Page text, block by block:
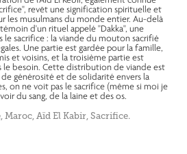
revēt une signification spirituelle et
les musulmans du monde entier. Au-delà
d'un rituel appelé "Dakka", une
sacrifice : la viande du mouton sacrifié
Une partie est gardée pour la famille,
et voisins, et la troisième partie est
le besoin. Cette distribution de viande est
générosité et de solidarité envers la
on ne voit pas le sacrifice (même si moi je
du sang, de la laine et des os.
Aïd El Kabir, Sacrifice.